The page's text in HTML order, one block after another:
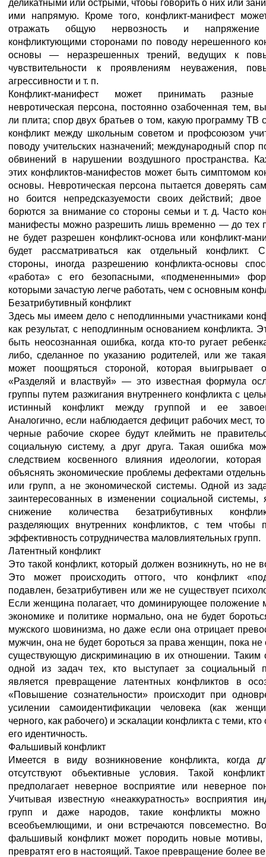
деликатными или острыми, чтобы говорить о них или
ими напрямую. Кроме того, конфликт-манифест
отражать общую нервозность и
конфликтующими сторонами по поводу нерешенного
основы — неразрешенных трений, ведущих к
чувствительности к проявлениям неуважения,
агрессивности и т. п.
Конфликт-манифест может принимать
невротическая персона, постоянно озабоченная тем,
ли плита; спор двух братьев о том, какую программу ТВ
конфликт между школьным советом и профсоюзом
поводу учительских назначений; международный спор
обвинений в нарушении воздушного пространства.
этих конфликтов-манифестов может быть симптомом
основы. Невротическая персона пытается доверять
но боится непредсказуемости своих действий; двое
борются за внимание со стороны семьи и т. д. Часто
манифесты можно разрешить лишь временно — до тех
не будет разрешен конфликт-основа или конфликт-
будет рассматриваться как отдельный конфликт.
стороны, иногда разрешению конфликта-основы
«работа» с его безопасными, «подмененными»
которыми зачастую легче работать, чем с основным
Безатрибутивный конфликт
Здесь мы имеем дело с неподлинными участниками
как результат, с неподлинным основанием конфликта.
быть неосознанная ошибка, когда кто-то ругает
либо, сделанное по указанию родителей, или же
может поощряться стороной, которая выигрывает
«Разделяй и властвуй» — это известная формула
группы путем разжигания внутреннего конфликта с
истинный конфликт между группой и ее
Аналогично, если наблюдается дефицит рабочих мест,
черные рабочие скорее будут клеймить не
социальную систему, а друг друга. Такая ошибка
следствием косвенного влияния идеологии, которая
объяснять экономические проблемы дефектами
или групп, а не экономической системы. Одной из
заинтересованных в изменении социальной системы,
снижение количества безатрибутивных
разделяющих внутренних конфликтов, с тем чтобы
эффективность сотрудничества маловлиятельных групп.
Латентный конфликт
Это такой конфликт, который должен возникнуть, но не
Это может происходить оттого, что конфликт
подавлен, безатрибутивен или же не существует
Если женщина полагает, что доминирующее положение
экономике и политике нормально, она не будет
мужского шовинизма, но даже если она отрицает
мужчин, она не будет бороться за права женщин, пока не
существующую дискриминацию в их отношении. Таким
одной из задач тех, кто выступает за социальный
является превращение латентных конфликтов в
«Повышение сознательности» происходит при
усилении самоидентификации человека (как
черного, как рабочего) и эскалации конфликта с теми, кто
его идентичность.
Фальшивый конфликт
Имеется в виду возникновение конфликта, когда
отсутствуют объективные условия. Такой
предполагает неверное восприятие или неверное
Учитывая известную «неаккуратность» восприятия
групп и даже народов, такие конфликты можно
всеобъемлющими, и они встречаются повсеместно.
фальшивый конфликт может породить новые мотивы,
превратят его в настоящий. Такое превращение более